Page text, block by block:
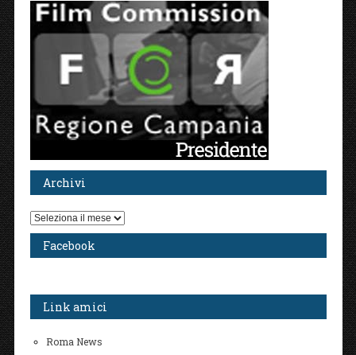
Archivi
Archivi
Facebook
Link amici
Roma News